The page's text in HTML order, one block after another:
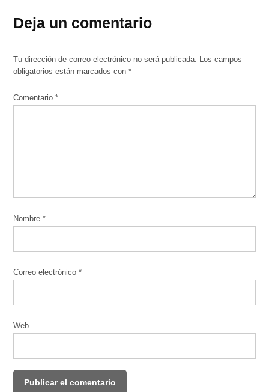
Deja un comentario
Tu dirección de correo electrónico no será publicada.
Los campos
obligatorios están marcados con*
Comentario*
Nombre*
Correo electrónico*
Web